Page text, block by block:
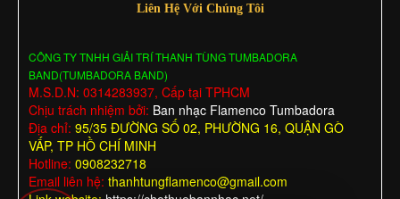
Liên Hệ Với Chúng Tôi
CÔNG TY TNHH GIẢI TRÍ THANH TÙNG TUMBADORA
BAND(TUMBADORA BAND)
M.S.D.N: 0314283937, Cấp tại TPHCM
Chịu trách nhiệm bởi: Ban nhạc Flamenco Tumbadora
Địa chỉ: 95/35 ĐƯỜNG SỐ 02, PHƯỜNG 16, QUẬN GÒ
VẤP, TP HỒ CHÍ MINH
Hotline: 0908232718
Email liên hệ: thanhtungflamenco@gmail.com